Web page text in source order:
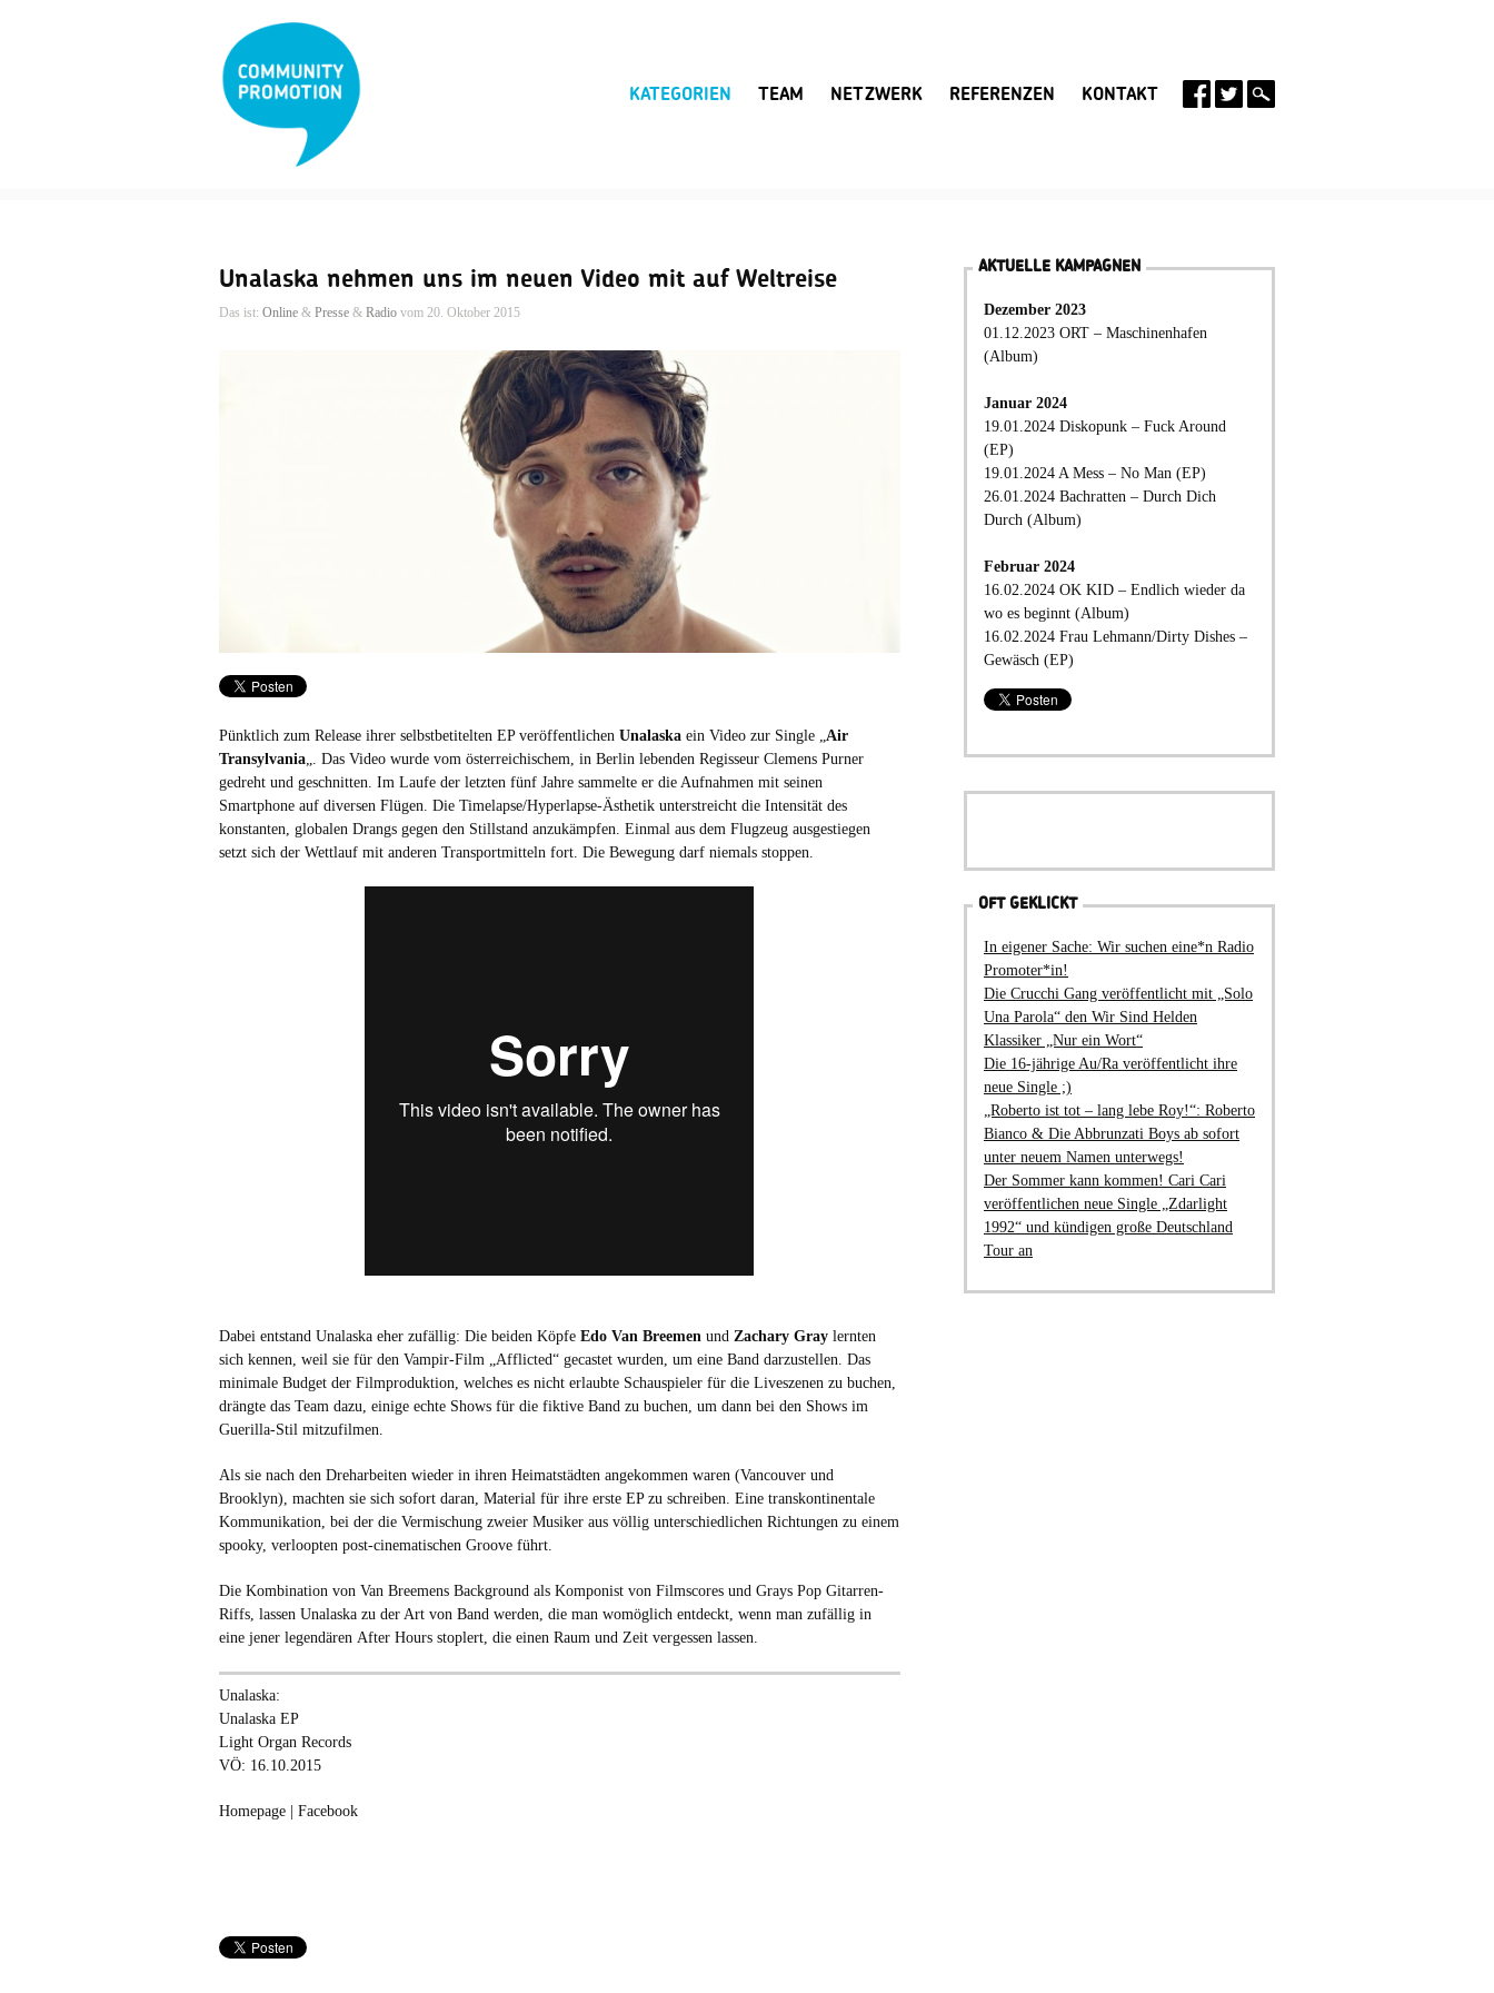
KATEGORIEN TEAM NETZWERK REFERENZEN KONTAKT
Unalaska nehmen uns im neuen Video mit auf Weltreise
Das ist: Online & Presse & Radio vom 20. Oktober 2015
Pünktlich zum Release ihrer selbstbetitelten EP veröffentlichen Unalaska ein Video zur Single „Air
Transylvania„. Das Video wurde vom österreichischem, in Berlin lebenden Regisseur Clemens Purner
gedreht und geschnitten. Im Laufe der letzten fünf Jahre sammelte er die Aufnahmen mit seinen
Smartphone auf diversen Flügen. Die Timelapse/Hyperlapse-Ästhetik unterstreicht die Intensität des
konstanten, globalen Drangs gegen den Stillstand anzukämpfen. Einmal aus dem Flugzeug ausgestiegen
setzt sich der Wettlauf mit anderen Transportmitteln fort. Die Bewegung darf niemals stoppen.
Dabei entstand Unalaska eher zufällig: Die beiden Köpfe Edo Van Breemen und Zachary Gray lernten
sich kennen, weil sie für den Vampir-Film „Afflicted“ gecastet wurden, um eine Band darzustellen. Das
minimale Budget der Filmproduktion, welches es nicht erlaubte Schauspieler für die Liveszenen zu buchen,
drängte das Team dazu, einige echte Shows für die fiktive Band zu buchen, um dann bei den Shows im
Guerilla-Stil mitzufilmen.
Als sie nach den Dreharbeiten wieder in ihren Heimatstädten angekommen waren (Vancouver und
Brooklyn), machten sie sich sofort daran, Material für ihre erste EP zu schreiben. Eine transkontinentale
Kommunikation, bei der die Vermischung zweier Musiker aus völlig unterschiedlichen Richtungen zu einem
spooky, verloopten post-cinematischen Groove führt.
Die Kombination von Van Breemens Background als Komponist von Filmscores und Grays Pop Gitarren-
Riffs, lassen Unalaska zu der Art von Band werden, die man womöglich entdeckt, wenn man zufällig in
eine jener legendären After Hours stoplert, die einen Raum und Zeit vergessen lassen.
Unalaska:
Unalaska EP
Light Organ Records
VÖ: 16.10.2015
Homepage | Facebook
AKTUELLE KAMPAGNEN
Dezember 2023
01.12.2023 ORT – Maschinenhafen
(Album)
Januar 2024
19.01.2024 Diskopunk – Fuck Around
(EP)
19.01.2024 A Mess – No Man (EP)
26.01.2024 Bachratten – Durch Dich
Durch (Album)
Februar 2024
16.02.2024 OK KID – Endlich wieder da
wo es beginnt (Album)
16.02.2024 Frau Lehmann/Dirty Dishes –
Gewäsch (EP)
OFT GEKLICKT
In eigener Sache: Wir suchen eine*n Radio
Promoter*in!
Die Crucchi Gang veröffentlicht mit „Solo
Una Parola“ den Wir Sind Helden
Klassiker „Nur ein Wort“
Die 16-jährige Au/Ra veröffentlicht ihre
neue Single ;)
„Roberto ist tot – lang lebe Roy!“: Roberto
Bianco & Die Abbrunzati Boys ab sofort
unter neuem Namen unterwegs!
Der Sommer kann kommen! Cari Cari
veröffentlichen neue Single „Zdarlight
1992“ und kündigen große Deutschland
Tour an